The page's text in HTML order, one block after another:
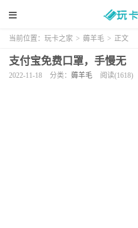
当前位置： 玩卡之家 > 薅羊毛 > 正文
支付宝免费口罩，手慢无
2022-11-18 分类： 薅羊毛 阅读(1618)